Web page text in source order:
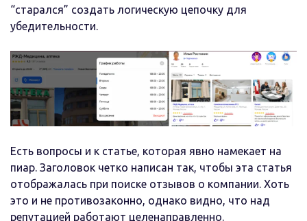
“старался” создать логическую цепочку для
убедительности.
Есть вопросы и к статье, которая явно намекает на
пиар. Заголовок четко написан так, чтобы эта статья
отображалась при поиске отзывов о компании. Хоть
это и не противозаконно, однако видно, что над
репутацией работают целенаправленно.